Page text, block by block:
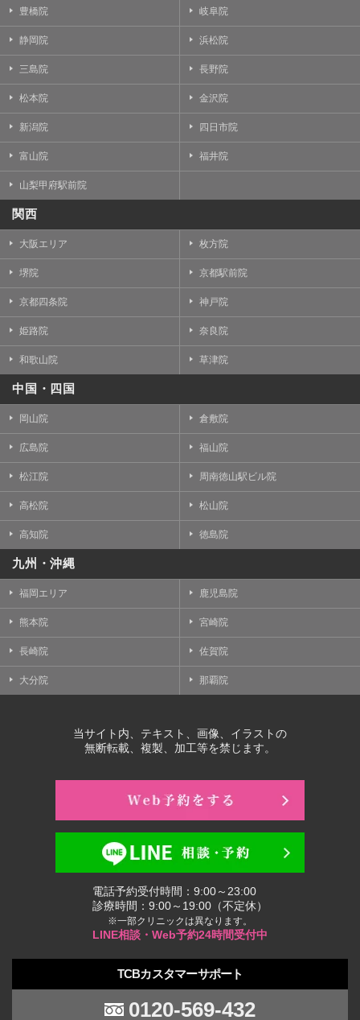
豊橋院 岐阜院
静岡院 浜松院
三島院 長野院
松本院 金沢院
新潟院 四日市院
富山院 福井院
山梨甲府駅前院
関西
大阪エリア 枚方院
堺院 京都駅前院
京都四条院 神戸院
姫路院 奈良院
和歌山院 草津院
中国・四国
岡山院 倉敷院
広島院 福山院
松江院 周南徳山駅ビル院
高松院 松山院
高知院 徳島院
九州・沖縄
福岡エリア 鹿児島院
熊本院 宮崎院
長崎院 佐賀院
大分院 那覇院
当サイト内、テキスト、画像、イラストの
無断転載、複製、加工等を禁じます。
電話予約受付時間：9:00～23:00
診療時間：9:00～19:00（不定休）
※一部クリニックは異なります。
LINE相談・Web予約24時間受付中
TCBカスタマーサポート
0120-569-432